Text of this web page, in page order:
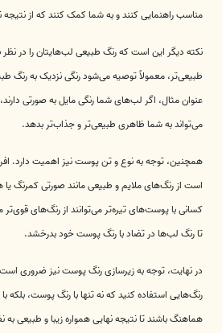
مناسب راهنمایی کنند و به شما کمک کنند که از نتیجه
نکته دیگر این است که رنگ طبیعی لب‌هایتان را در
طبیعی‌تر، معمولاً توصیه می‌شود رنگی نزدیک به رنگ
عنوان مثال، اگر لب‌های شما رنگی مایل به صورتی
می‌تواند به شما ظاهری طبیعی‌تر و جذاب‌تر بدهد.
همچنین، توجه به نوع و تن پوست نیز اهمیت دارد.
است از رنگ‌های ملایم و طبیعی مانند صورتی کمرنگ یا
کسانی با پوست‌های تیره‌تر می‌توانند از رنگ‌های قوی‌تر
تا رنگ لب‌ها در تضاد با رنگ پوست خود بدرخشد.
در نهایت، توجه به زیرسازی رنگ پوست نیز ضروری
رنگ‌هایی استفاده کنید که نه تنها با رنگ پوست، بلکه
هماهنگ باشند تا نتیجه نهایی همواره زیبا و طبیعی به